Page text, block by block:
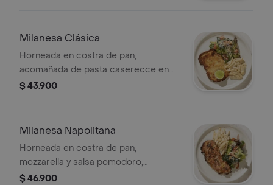
Milanesa Clásica
Horneada en costra de pan,
acomañada de pasta caserecce en
salsa alfredo y ensalada de la casa.
$ 43.900
Milanesa Napolitana
Horneada en costra de pan,
mozzarella y salsa pomodoro,
acompañada de pasta caserecce en
$ 46.900